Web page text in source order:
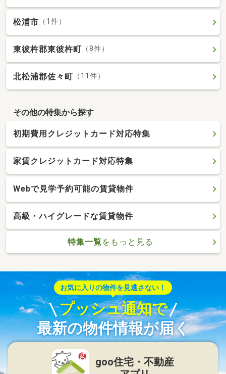
松浦市 （1件）
東彼杵郡東彼杵町 （8件）
北松浦郡佐々町 （11件）
その他の特集から探す
初期費用クレジットカード対応特集
家賃クレジットカード対応特集
Webで見学予約可能の賃貸物件
高級・ハイグレードな賃貸物件
特集一覧をもっと見る
お気に入りの物件を見逃さない！
プッシュ通知で
最新の物件情報が届く
goo住宅・不動産